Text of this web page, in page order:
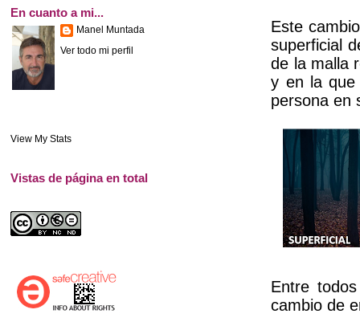
Este
superficial
de la malla
y en la que
persona en
Entre
cambio de
En cuanto a mi...
Manel Muntada
Ver todo mi perfil
View My Stats
Vistas de página en total